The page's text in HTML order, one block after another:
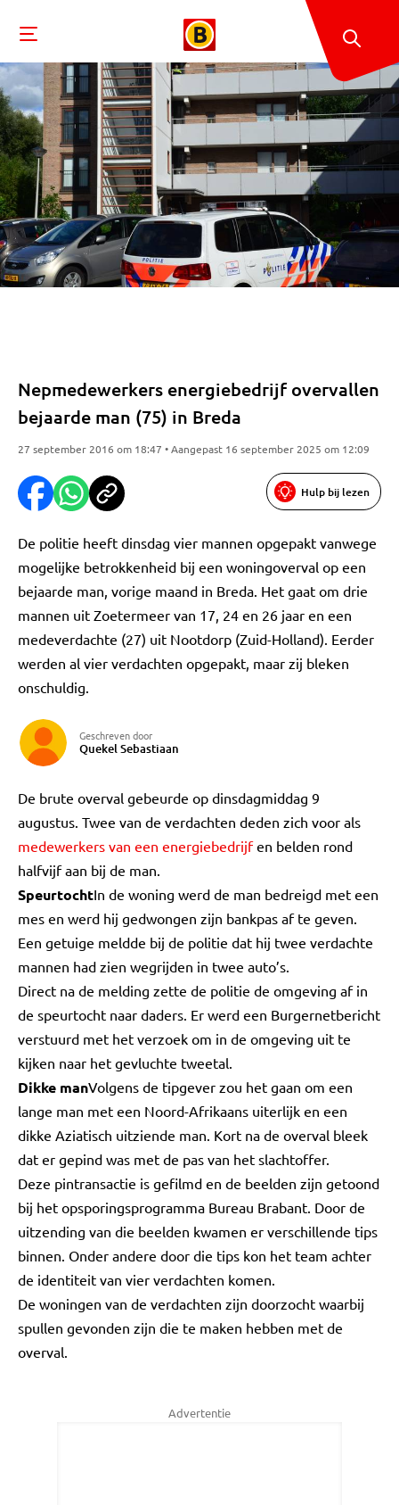
Nepmedewerkers energiebedrijf overvallen
bejaarde man (75) in Breda
27 september 2016 om 18:47 • Aangepast 16 september 2025 om 12:09
Hulp bij lezen
De politie heeft dinsdag vier mannen opgepakt vanwege
mogelijke betrokkenheid bij een woningoverval op een
bejaarde man, vorige maand in Breda. Het gaat om drie
mannen uit Zoetermeer van 17, 24 en 26 jaar en een
medeverdachte (27) uit Nootdorp (Zuid-Holland). Eerder
werden al vier verdachten opgepakt, maar zij bleken
onschuldig.
Geschreven door
Quekel Sebastiaan
De brute overval gebeurde op dinsdagmiddag 9
augustus. Twee van de verdachten deden zich voor als
medewerkers van een energiebedrijfen belden rond
halfvijf aan bij de man.
SpeurtochtIn de woning werd de man bedreigd met een
mes en werd hij gedwongen zijn bankpas af te geven.
Een getuige meldde bij de politie dat hij twee verdachte
mannen had zien wegrijden in twee auto’s.
Direct na de melding zette de politie de omgeving af in
de speurtocht naar daders. Er werd een Burgernetbericht
verstuurd met het verzoek om in de omgeving uit te
kijken naar het gevluchte tweetal.
Dikke manVolgens de tipgever zou het gaan om een
lange man met een Noord-Afrikaans uiterlijk en een
dikke Aziatisch uitziende man. Kort na de overval bleek
dat er gepind was met de pas van het slachtoffer.
Deze pintransactie is gefilmd en de beelden zijn getoond
bij het opsporingsprogramma Bureau Brabant. Door de
uitzending van die beelden kwamen er verschillende tips
binnen. Onder andere door die tips kon het team achter
de identiteit van vier verdachten komen.
De woningen van de verdachten zijn doorzocht waarbij
spullen gevonden zijn die te maken hebben met de
overval.
Advertentie